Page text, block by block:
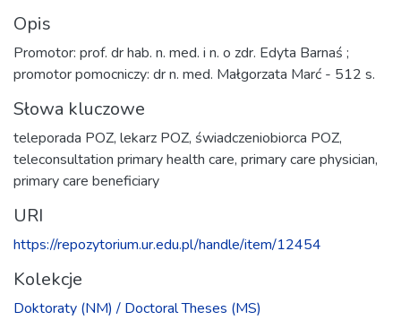
Opis
Promotor: prof. dr hab. n. med. i n. o zdr. Edyta Barnaś ;
promotor pomocniczy: dr n. med. Małgorzata Marć - 512 s.
Słowa kluczowe
teleporada POZ, lekarz POZ, świadczeniobiorca POZ,
teleconsultation primary health care, primary care physician,
primary care beneficiary
URI
https://repozytorium.ur.edu.pl/handle/item/12454
Kolekcje
Doktoraty (NM) / Doctoral Theses (MS)